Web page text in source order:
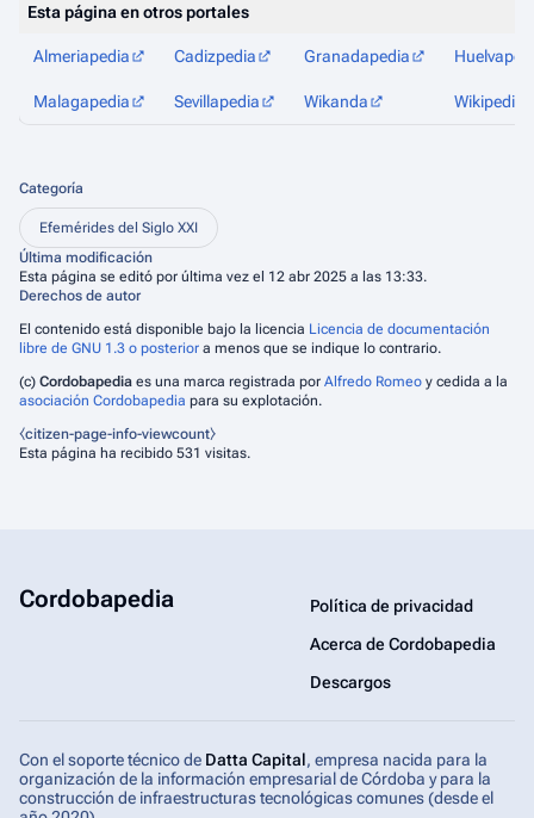
Esta página en otros portales
Almeriapedia Cadizpedia Granadapedia
Malagapedia Sevillapedia Wikanda Wikipedia
Categoría
Efemérides del Siglo XXI
Última modificación
Esta página se editó por última vez el 12 abr 2025 a las 13:33.
Derechos de autor
El contenido está disponible bajo la licencia Licencia de documentación
libre de GNU 1.3 o posterior a menos que se indique lo contrario.
(c) Cordobapedia es una marca registrada por Alfredo Romeo y cedida a la
asociación Cordobapedia para su explotación.
⧼citizen-page-info-viewcount⧽
Esta página ha recibido 531 visitas.
Cordobapedia
Política de privacidad
Acerca de Cordobapedia
Descargos
Con el soporte técnico de Datta Capital, empresa nacida para la
organización de la información empresarial de Córdoba y para la
construcción de infraestructuras tecnológicas comunes (desde el